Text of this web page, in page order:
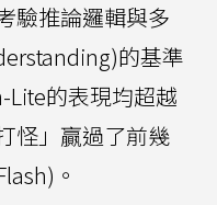
驗推論邏輯與多
的基準
Lite的表現均超越
怪」贏過了前幾
。